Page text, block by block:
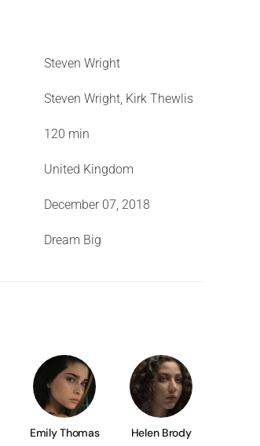
Steven Wright
Steven Wright, Kirk Thewlis
120 min
United Kingdom
December 07, 2018
Dream Big
Emily Thomas Helen Brody